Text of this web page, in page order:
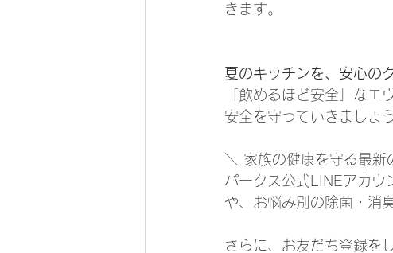
きます。
夏のキッチンを、安心の
「飲めるほど安全」なエ
安全を守っていきましょう
＼ 家族の健康を守る最
パークス公式LINEアカウ
や、お悩み別の除菌・消
さらに、お友だち登録を